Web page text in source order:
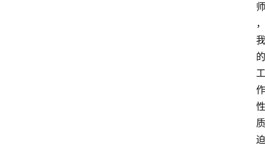
师
，
我
的
工
作
性
质
迫